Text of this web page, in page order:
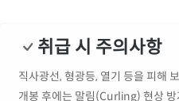
취급 시 주의사항
직사광선, 형광등, 열기 등을 피해
개봉 후에는 말림(Curling) 현상 방